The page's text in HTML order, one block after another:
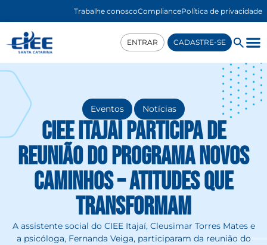
Trabalhe conoscoCompliancePolítica de privacidade
ENTRAR CADASTRE-SE
Eventos , Notícias
CIEE Itajaí participa de
reunião do Programa Novos
Caminhos – Atitudes Que
Transformam
A assistente social do CIEE Itajaí, Cleusimar Torres Mates e
a psicóloga, Fernanda Veiga, participaram da reunião do